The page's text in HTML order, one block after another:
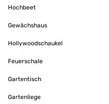
Hochbeet
Gewächshaus
Hollywoodschaukel
Feuerschale
Gartentisch
Gartenliege